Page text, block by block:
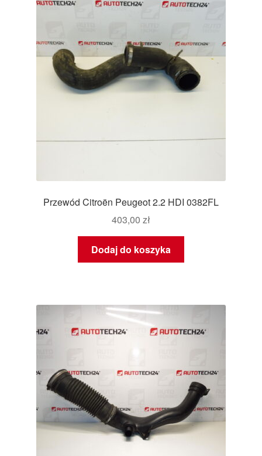
Przewód Citroën Peugeot 2.2 HDI 0382FL
403,00 zł
Dodaj do koszyka